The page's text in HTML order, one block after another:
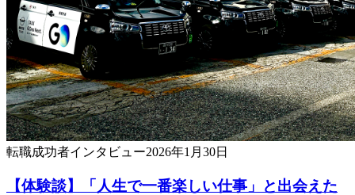
転職成功者インタビュー2026年1月30日
【体験談】「人生で一番楽しい仕事」と出会えた